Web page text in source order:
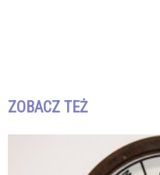
ZOBACZ TEŻ